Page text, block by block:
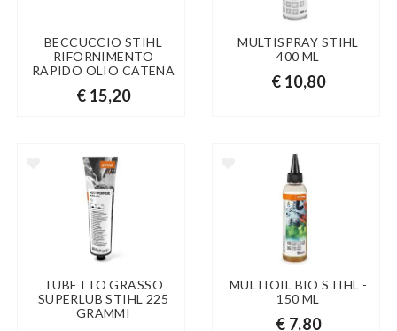
BECCUCCIO STIHL
RIFORNIMENTO
RAPIDO OLIO CATENA
€ 15,20
MULTISPRAY STIHL
400 ML
€ 10,80
TUBETTO GRASSO
SUPERLUB STIHL 225
GRAMMI
MULTIOIL BIO STIHL -
150 ML
€ 7,80